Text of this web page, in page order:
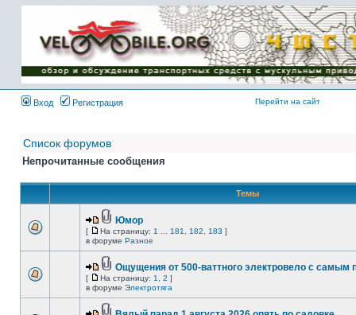
Имя пользователя:
Пароль:
{ LOG_ME_IN_SHORT
}
Вход
Регистрация Перейти на сайт
Список форумов
Непрочитанные сообщения
Темы
Юмор
[ На страницу: 1 181 182 183 ]
в форуме Разное
Ощущения от 500-ваттного электровело с самым
[ На страницу: 1 2 ]
в форуме Электротяга